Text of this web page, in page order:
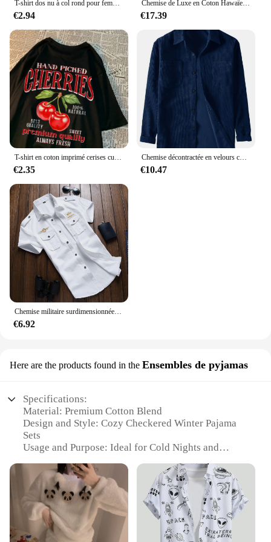
T-shirt dos nu à col rond pour femme, haut court à manches courtes, tee-shirt bébé mignon, vêtements Y2K, batterie con tuniques, mode précieuse, document solide, été
€2.94
Chemise de Luxe en Coton Hawaïen pour Homme, T-shirt Surdimensionné à la Mode Tiki, Chemises et Chemisiers à Manches Courtes, Vêtements Sociaux
€17.39
T-shirt en coton imprimé cerises cueillies à la main pour femmes, col rond, manches courtes, vêtements féminins de rue, t-shirts surdimensionnés, mode, doux
€2.35
Chemise décontractée en velours côtelé à manches longues pour hommes, chemise à revers monochrome
€10.47
Chemise militaire surdimensionnée en coton à manches longues pour hommes, chemise décontractée pour hommes, vêtements monochromes de haute qualité, outillage, printemps
€6.92
Here are the products found in the Ensembles de pyjamas
Specifications:
Material: Premium Cotton Blend
Design and Style: Cozy Checkered Winter Pajama
Sets
Usage and Purpose: Ideal for Cold Nights and
Performance and Property: Soft and Warm Fabric
Shape or Size or Weight or Quantity: Available in
Various Sizes and Quantities
Applicable People: Suitable for Men and Women
Features: